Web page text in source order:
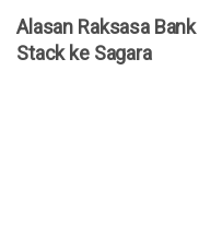
Alasan Raksasa
Stack ke Sagara